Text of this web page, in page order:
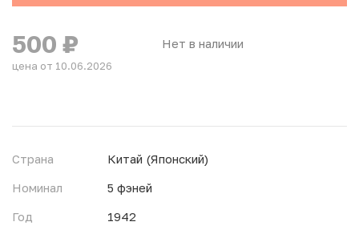
Нет в наличии
500 ₽
цена от 10.06.2026
Страна
Китай (Японский)
Номинал
5 фэней
Год
1942